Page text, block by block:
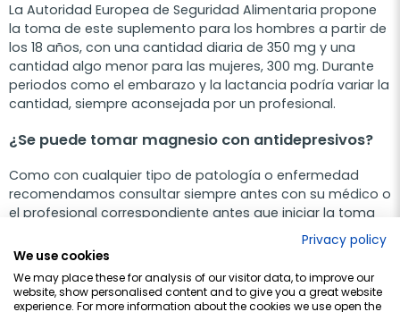
La Autoridad Europea de Seguridad Alimentaria propone
la toma de este suplemento para los hombres a partir de
los 18 años, con una cantidad diaria de 350 mg y una
cantidad algo menor para las mujeres, 300 mg. Durante
periodos como el embarazo y la lactancia podría variar la
cantidad, siempre aconsejada por un profesional.
¿Se puede tomar magnesio con antidepresivos?
Como con cualquier tipo de patología o enfermedad
recomendamos consultar siempre antes con su médico o
el profesional correspondiente antes que iniciar la toma
magnesio se pueden suministrar junto con antidepresivos.
El magnesio tiene efectos positivos sobre la ansiedad,
Privacy policy
We use cookies
We may place these for analysis of our visitor data, to improve our
website, show personalised content and to give you a great website
experience. For more information about the cookies we use open the